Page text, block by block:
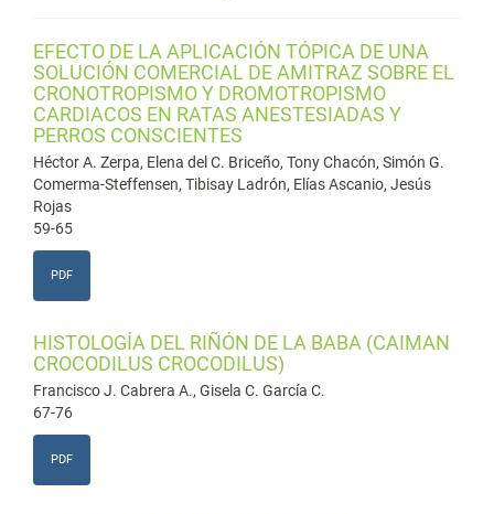
EFECTO DE LA APLICACIÓN TÓPICA DE UNA
SOLUCIÓN COMERCIAL DE AMITRAZ SOBRE EL
CRONOTROPISMO Y DROMOTROPISMO
CARDIACOS EN RATAS ANESTESIADAS Y
PERROS CONSCIENTES
Héctor A. Zerpa, Elena del C. Briceño, Tony Chacón, Simón G.
Comerma-Steffensen, Tibisay Ladrón, Elías Ascanio, Jesús
Rojas
59-65
PDF
HISTOLOGÍA DEL RIÑÓN DE LA BABA (CAIMAN
CROCODILUS CROCODILUS)
Francisco J. Cabrera A., Gisela C. García C.
67-76
PDF